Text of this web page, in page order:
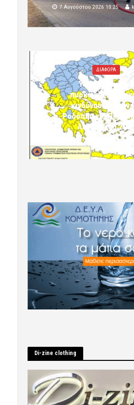
7 Αυγούστου 2026 10:25
ΔΙΑΦΟΡΑ
Υψηλός κίνδυνος
πυρκαγιάς
κινδύνου 3) στην
Ροδόπης για
Αυγούστου
7 Αυγούστου 2026 10:24
Di-zine clothing